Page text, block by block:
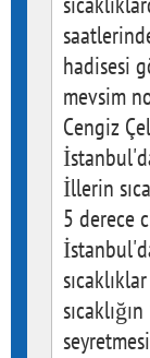
hadisesi
mevsim
Cengiz
İllerin
5 derece